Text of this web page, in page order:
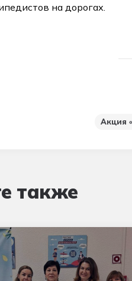
на дорогах.
Акция
также